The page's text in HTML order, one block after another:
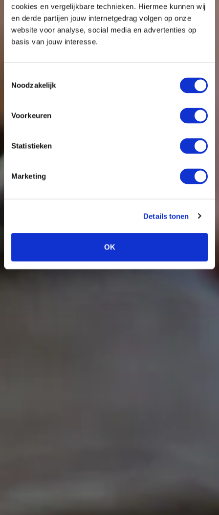
cookies en vergelijkbare technieken. Hiermee kunnen wij
en derde partijen jouw internetgedrag volgen op onze
website voor analyse, social media en advertenties op
basis van jouw interesse.
Noodzakelijk
Voorkeuren
Statistieken
Marketing
Details tonen
OK